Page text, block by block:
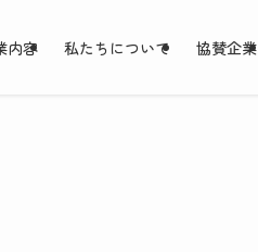
内容 私たちについて 協賛企業